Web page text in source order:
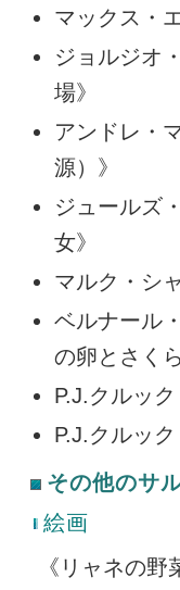
マックス・
ジョルジオ
場》
アンドレ・
源）》
ジュールズ
女》
マルク・シ
ベルナール
の卵とさく
P.J.クルック
P.J.クルッ
その他のサ
絵画
《リャネの野